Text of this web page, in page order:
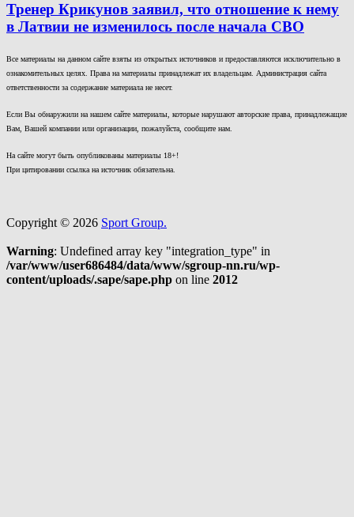
Тренер Крикунов заявил, что отношение к нему
в Латвии не изменилось после начала СВО
Все материалы на данном сайте взяты из открытых источников и предоставляются исключительно в
ознакомительных целях. Права на материалы принадлежат их владельцам. Администрация сайта
ответственности за содержание материала не несет.
Если Вы обнаружили на нашем сайте материалы, которые нарушают авторские права, принадлежащие
Вам, Вашей компании или организации, пожалуйста, сообщите нам.
На сайте могут быть опубликованы материалы 18+!
При цитировании ссылка на источник обязательна.
Copyright © 2026 Sport Group.
Warning: Undefined array key "integration_type" in
/var/www/user686484/data/www/sgroup-nn.ru/wp-
content/uploads/.sape/sape.php on line 2012